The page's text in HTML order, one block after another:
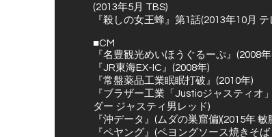
(2013年5月 TBS)
『殺しの女王蜂』第1話(2013年10月
■CM
『名豊観光めいほうぐるーぷ』(2008
『JR東海EX-IC』(2008年)
『常盤薬品工業眠眠打破』(2010年)
『ブラザー工業「Justioジャスティオ
ダー ジャスティ男レッド)
『沖データ』(ムダの巣窟偏)(2015年
『ペヤング』(ペヨングソース焼きそ